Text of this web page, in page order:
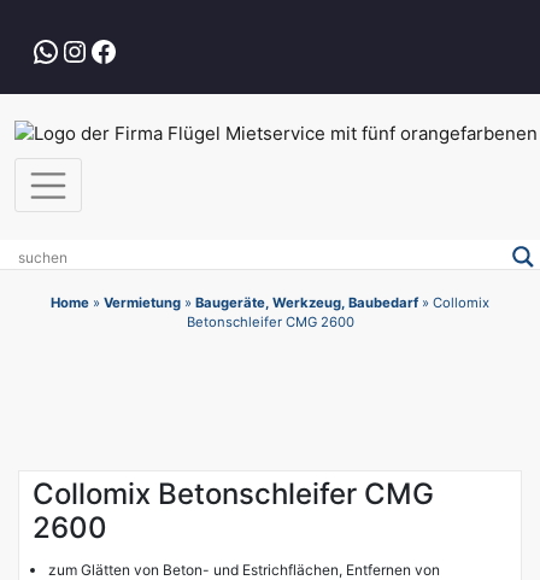
springenWhatsApp
Instagram
Facebook
Home » Vermietung » Baugeräte, Werkzeug, Baubedarf » Collomix
Betonschleifer CMG 2600
Collomix Betonschleifer CMG
2600
zum Glätten von Beton- und Estrichflächen, Entfernen von